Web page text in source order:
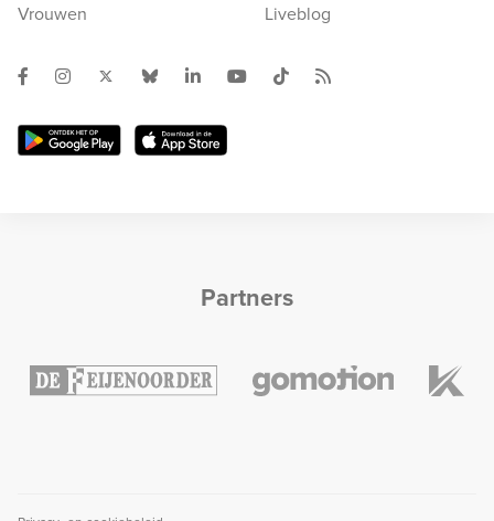
Vrouwen
Liveblog
Partners